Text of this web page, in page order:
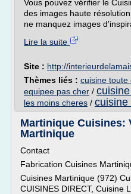
Vous pouvez vérifier le
des images haute
ne manquez images
Lire la suite
Site : http://
Thèmes liés : cuisine toute
equipee pas cher /
les moins cheres / cuisine
Martinique Cuisines:
Martinique
Contact
Fabrication Cuisines
Cuisines Martinique (972)
CUISINES DIRECT, Cuisine